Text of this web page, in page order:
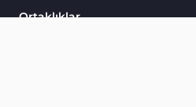
Ortaklıklar